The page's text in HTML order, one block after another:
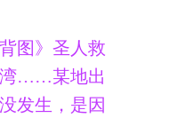
图》圣人救
湾……某地出
发生，是因